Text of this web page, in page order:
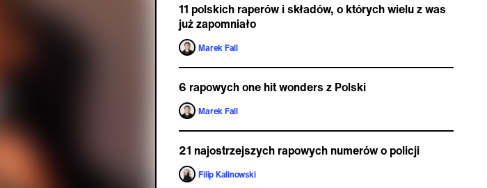
11 polskich raperów i składów, o których wielu z was
już zapomniało
Marek Fall
6 rapowych one hit wonders z Polski
Marek Fall
21 najostrzejszych rapowych numerów o policji
Filip Kalinowski